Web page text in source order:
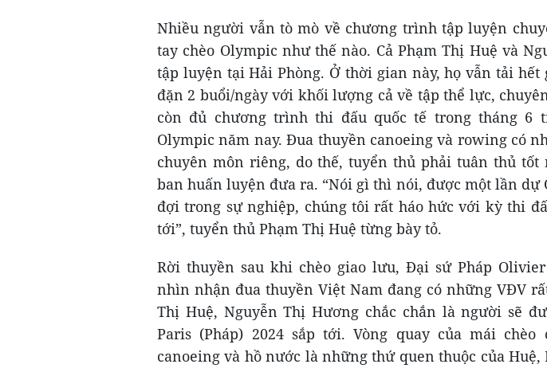
Nhiều người vẫn tò mò về chương trình tập luyện
tay chèo Olympic như thế nào. Cả Phạm Thị Huệ và
tập luyện tại Hải Phòng. Ở thời gian này, họ vẫn tải hết
đặn 2 buổi/ngày với khối lượng cả về tập thể lực,
còn đủ chương trình thi đấu quốc tế trong tháng 6
Olympic năm nay. Đua thuyền canoeing và rowing có
chuyên môn riêng, do thế, tuyển thủ phải tuân thủ
ban huấn luyện đưa ra. “Nói gì thì nói, được một lần dự
đợi trong sự nghiệp, chúng tôi rất háo hức với kỳ thi
tới”, tuyển thủ Phạm Thị Huệ từng bày tỏ.
Rời thuyền sau khi chèo giao lưu, Đại sứ Pháp
nhìn nhận đua thuyền Việt Nam đang có những VĐV
Thị Huệ, Nguyễn Thị Hương chắc chắn là người sẽ
Paris (Pháp) 2024 sắp tới. Vòng quay của mái chèo
canoeing và hồ nước là những thứ quen thuộc của